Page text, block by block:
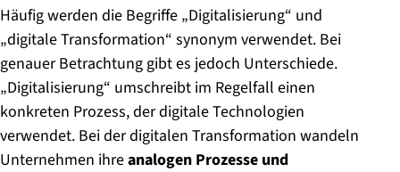
Häufig werden die Begriffe „Digitalisierung“ und
„digitale Transformation“ synonym verwendet. Bei
genauer Betrachtung gibt es jedoch Unterschiede.
„Digitalisierung“ umschreibt im Regelfall einen
konkreten Prozess, der digitale Technologien
verwendet. Bei der digitalen Transformation wandeln
Unternehmen ihreanalogen Prozesse und